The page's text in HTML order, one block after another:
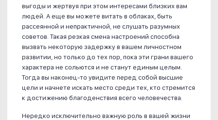
выгоды и жертвуя при этом интересами близких вам
людей. А еще вы можете витать в облаках, быть
рассеянной и непрактичной, не слушать разумных
советов. Такая резкая смена настроений способна
вызвать некоторую задержку в вашем личностном
развитии, но только до тех пор, пока эти грани вашего
характера не сольются и не станут единым целым.
Тогда вы наконец-то увидите перед собой высшие
цели и начнете искать место среди тех, кто стремится
к достижению благоденствия всего человечества.
Нередко исключительно важную роль в вашей жизни